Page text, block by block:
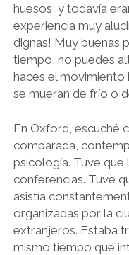
huesos, y todavía
experiencia muy
dignas! Muy buenas
tiempo, no puedes
haces el
se mueran de frío o
En Oxford, escuché
comparada,
psicología. Tuve que
conferencias. Tuve
asistía
organizadas por la
extranjeros. Estaba
mismo tiempo que